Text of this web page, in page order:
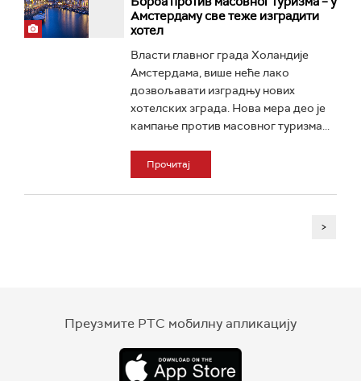
Амстердаму све теже изградити
хотел
Власти главног града Холандије
Амстердама, више неће лако
дозвољавати изградњу нових
хотелских зграда. Нова мера део је
кампање против масовног туризма...
Прочитај
>
Преузмите РТС мобилну апликацију